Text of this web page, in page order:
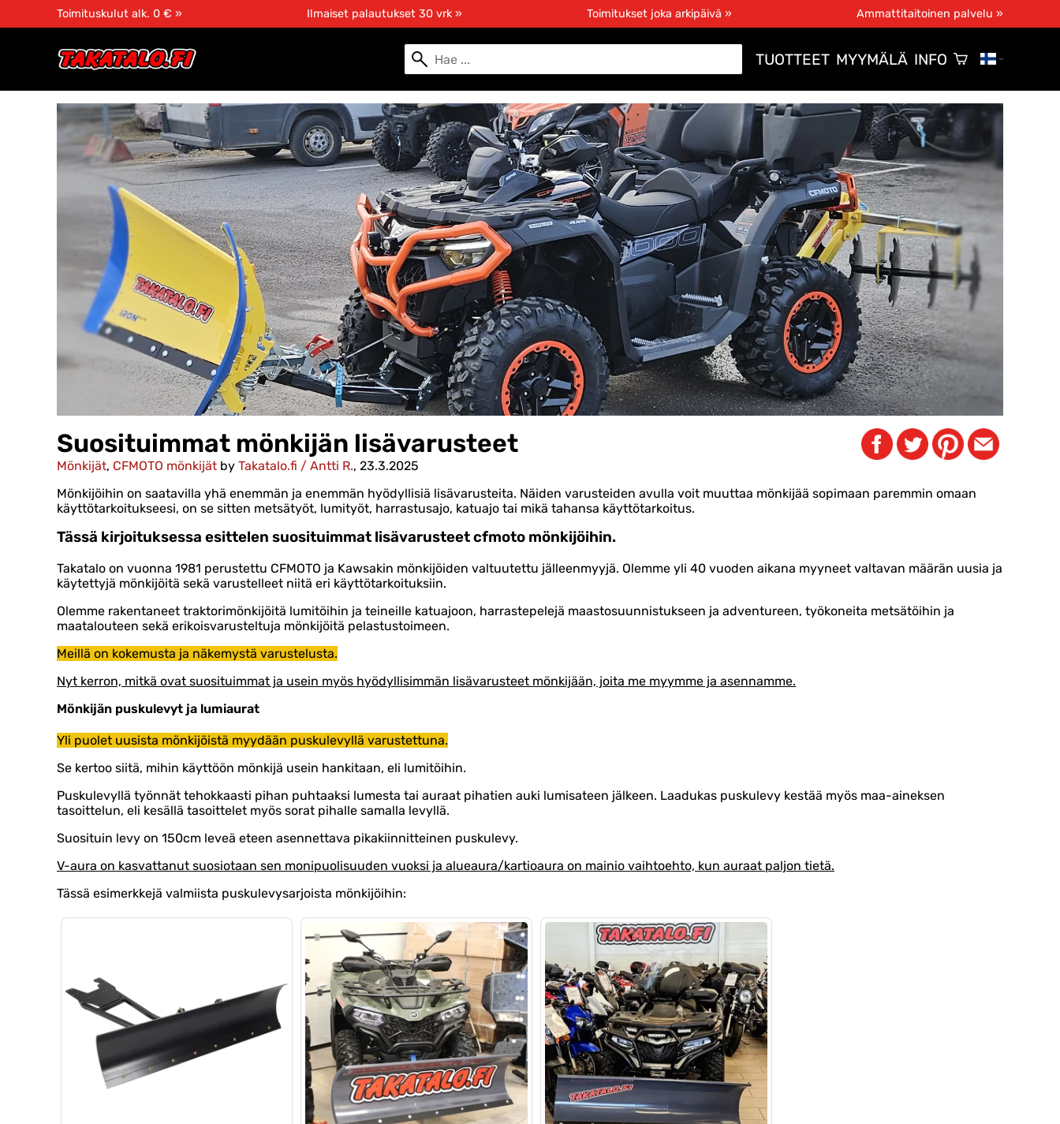
Toimituskulut alk. 0 € » Ilmaiset palautukset 30 vrk » Toimitukset joka arkipäivä » Ammattitaitoinen palvelu »
TUOTTEET MYYMÄLÄ INFO
Suosituimmat mönkijän lisävarusteet
Mönkijät, CFMOTO mönkijät by Takatalo.fi / Antti R., 23.3.2025
Mönkijöihin on saatavilla yhä enemmän ja enemmän hyödyllisiä lisävarusteita. Näiden varusteiden avulla voit muuttaa mönkijää sopimaan paremmin omaan
käyttötarkoitukseesi, on se sitten metsätyöt, lumityöt, harrastusajo, katuajo tai mikä tahansa käyttötarkoitus.
Tässä kirjoituksessa esittelen suosituimmat lisävarusteet cfmoto mönkijöihin.
Takatalo on vuonna 1981 perustettu CFMOTO ja Kawsakin mönkijöiden valtuutettu jälleenmyyjä. Olemme yli 40 vuoden aikana myyneet valtavan määrän uusia ja
käytettyjä mönkijöitä sekä varustelleet niitä eri käyttötarkoituksiin.
Olemme rakentaneet traktorimönkijöitä lumitöihin ja teineille katuajoon, harrastepelejä maastosuunnistukseen ja adventureen, työkoneita metsätöihin ja
maatalouteen sekä erikoisvarusteltuja mönkijöitä pelastustoimeen.
Meillä on kokemusta ja näkemystä varustelusta.
Nyt kerron, mitkä ovat suosituimmat ja usein myös hyödyllisimmän lisävarusteet mönkijään, joita me myymme ja asennamme.
Mönkijän puskulevyt ja lumiaurat
Yli puolet uusista mönkijöistä myydään puskulevyllä varustettuna.
Se kertoo siitä, mihin käyttöön mönkijä usein hankitaan, eli lumitöihin.
Puskulevyllä työnnät tehokkaasti pihan puhtaaksi lumesta tai auraat pihatien auki lumisateen jälkeen. Laadukas puskulevy kestää myös maa-aineksen
tasoittelun, eli kesällä tasoittelet myös sorat pihalle samalla levyllä.
Suosituin levy on 150cm leveä eteen asennettava pikakiinnitteinen puskulevy.
V-aura on kasvattanut suosiotaan sen monipuolisuuden vuoksi ja alueaura/kartioaura on mainio vaihtoehto, kun auraat paljon tietä.
Tässä esimerkkejä valmiista puskulevysarjoista mönkijöihin: